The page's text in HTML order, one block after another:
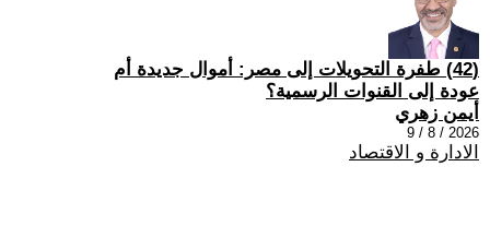
(42) طفرة التحويلات إلى مصر: أموال جديدة أم
عودة إلى القنوات الرسمية؟
أيمن زهري
2026 / 8 / 9
الادارة و الاقتصاد